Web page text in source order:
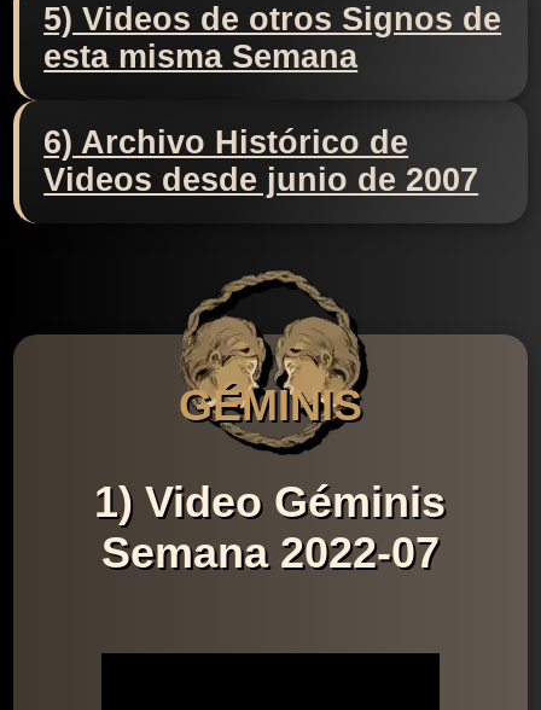
5) Videos de otros Signos de
esta misma Semana
6) Archivo Histórico de
Videos desde junio de 2007
GÉMINIS
1) Video Géminis
Semana 2022-07